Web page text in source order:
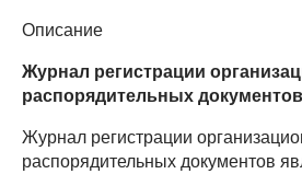
Описание
Журнал регистрации
распорядительных
Журнал регистрации
распорядительных документов